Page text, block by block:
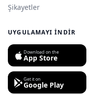
Şikayetler
UYGULAMAYI İNDIR
Download on the
App Store
Get it on
Google Play